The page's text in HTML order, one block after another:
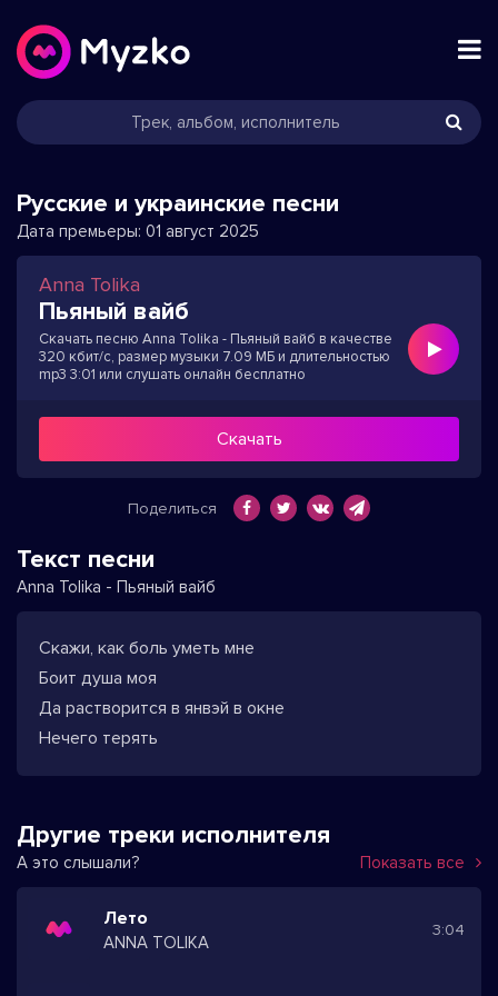
Русские и украинские песни
Дата премьеры: 01 август 2025
Anna Tolika
Пьяный вайб
Скачать песню Anna Tolika - Пьяный вайб в качестве
320 кбит/с, размер музыки 7.09 МБ и длительностью
mp3 3:01 или слушать онлайн бесплатно
Скачать
Поделиться
Текст песни
Anna Tolika - Пьяный вайб
Скажи, как боль уметь мне
Боит душа моя
Да растворится в янвэй в окне
Нечего терять
Другие треки исполнителя
А это слышали? Показать все
Лето
ANNA TOLIKA
3:04